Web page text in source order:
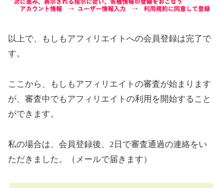
以上で、もしもアフィリエイトへの会員登録は完了で
す。
ここから、もしもアフィリエイトの審査が始まります
が、審査中でもアフィリエイトの利用を開始すること
ができます。
私の場合は、会員登録後、2日で審査通過の連絡をい
ただきました。（メールで届きます）